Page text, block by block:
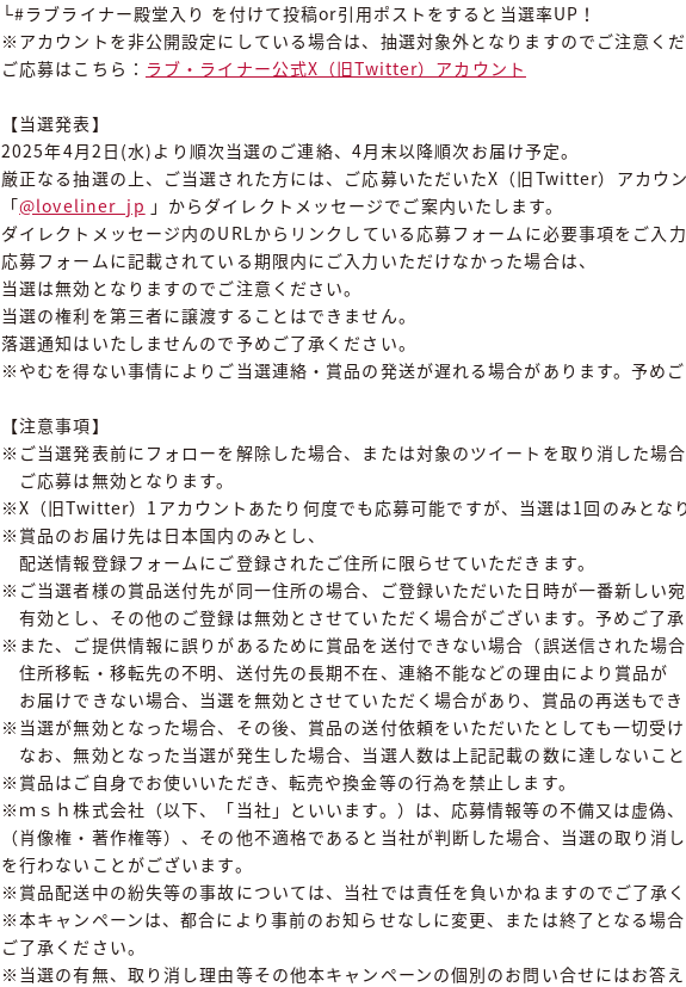
└#ラブライナー殿堂入り を付けて投稿or引用ポストをすると当選率UP！
※アカウントを非公開設定にしている場合は、抽選対象外となりますのでご注意く
ご応募はこちら： ラブ・ライナー公式X（旧Twitter）アカウント
【当選発表】
2025年4月2日(水)より順次当選のご連絡、4月末以降順次お届け予定。
厳正なる抽選の上、ご当選された方には、ご応募いただいたX（旧Twitter）アカウ
「@loveliner_jp 」からダイレクトメッセージでご案内いたします。
ダイレクトメッセージ内のURLからリンクしている応募フォームに必要事項をご入
応募フォームに記載されている期限内にご入力いただけなかった場合は、
当選は無効となりますのでご注意ください。
当選の権利を第三者に譲渡することはできません。
落選通知はいたしませんので予めご了承ください。
※やむを得ない事情によりご当選連絡・賞品の発送が遅れる場合があります。予め
【注意事項】
※ご当選発表前にフォローを解除した場合、または対象のツイートを取り消した場
ご応募は無効となります。
※X（旧Twitter）1アカウントあたり何度でも応募可能ですが、当選は1回のみとな
※賞品のお届け先は日本国内のみとし、
配送情報登録フォームにご登録されたご住所に限らせていただきます。
※ご当選者様の賞品送付先が同一住所の場合、ご登録いただいた日時が一番新しい
有効とし、その他のご登録は無効とさせていただく場合がございます。予めご了
※また、ご提供情報に誤りがあるために賞品を送付できない場合（誤送信された場
住所移転・移転先の不明、送付先の長期不在、連絡不能などの理由により賞品が
お届けできない場合、当選を無効とさせていただく場合があり、賞品の再送もで
※当選が無効となった場合、その後、賞品の送付依頼をいただいたとしても一切受
なお、無効となった当選が発生した場合、当選人数は上記記載の数に達しないこ
※賞品はご自身でお使いいただき、転売や換金等の行為を禁止します。
※ｍｓｈ株式会社（以下、「当社」といいます。）は、応募情報等の不備又は虚偽
（肖像権・著作権等）、その他不適格であると当社が判断した場合、当選の取り消
を行わないことがございます。
※賞品配送中の紛失等の事故については、当社では責任を負いかねますのでご了承
※本キャンペーンは、都合により事前のお知らせなしに変更、または終了となる場
ご了承ください。
※当選の有無、取り消し理由等その他本キャンペーンの個別のお問い合せにはお答